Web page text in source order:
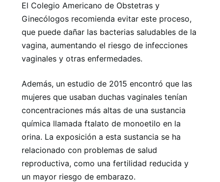
El Colegio Americano de Obstetras y
Ginecólogos recomienda evitar este proceso,
que puede dañar las bacterias saludables de la
vagina, aumentando el riesgo de infecciones
vaginales y otras enfermedades.
Además, un estudio de 2015 encontró que las
mujeres que usaban duchas vaginales tenían
concentraciones más altas de una sustancia
química llamada ftalato de monoetilo en la
orina. La exposición a esta sustancia se ha
relacionado con problemas de salud
reproductiva, como una fertilidad reducida y
un mayor riesgo de embarazo.